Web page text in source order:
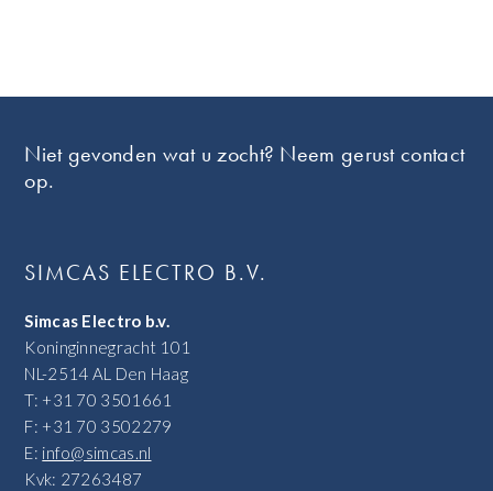
Niet gevonden wat u zocht? Neem gerust contact
op.
SIMCAS ELECTRO B.V.
Simcas Electro b.v.
Koninginnegracht 101
NL-2514 AL Den Haag
T: +31 70 3501661
F: +31 70 3502279
E: info@simcas.nl
Kvk: 27263487